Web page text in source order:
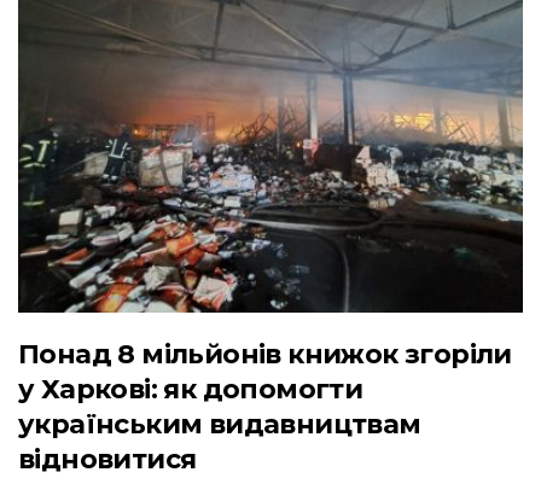
Понад 8 мільйонів книжок згоріли
у Харкові: як допомогти
українським видавництвам
відновитися